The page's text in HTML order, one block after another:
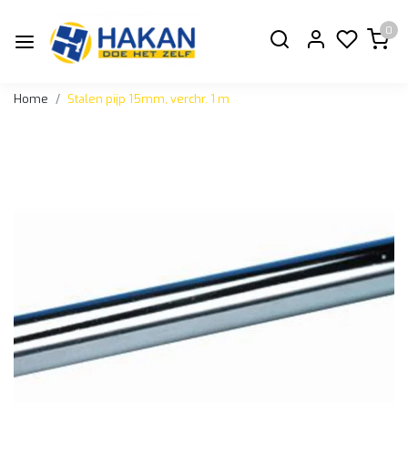
0
Home Stalen pijp 15mm, verchr. 1 m